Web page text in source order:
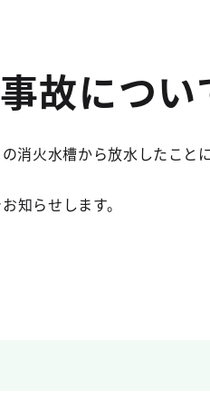
故につい
消火水槽から放水したこと
知らせします。